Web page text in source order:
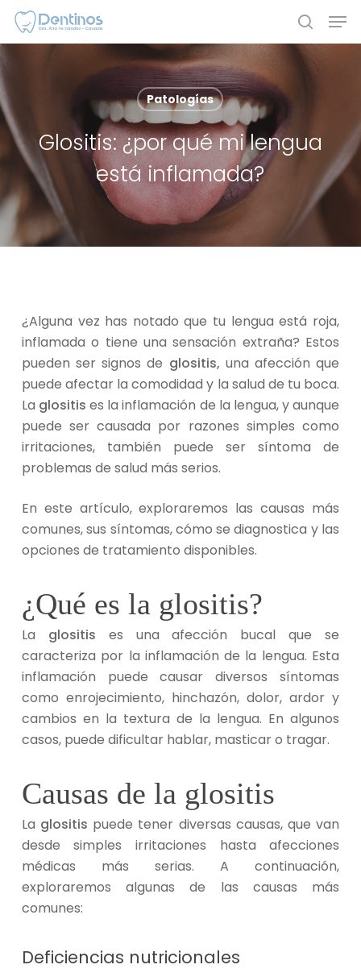
Skip
main
Patologías
Glositis: ¿por qué mi lengua
está inflamada?
¿Alguna vez has notado que tu lengua está roja,
inflamada o tiene una sensación extraña? Estos
pueden ser signos de glositis, una afección que
puede afectar la comodidad y la salud de tu boca.
La glositises la inflamación de la lengua, y aunque
puede ser causada por razones simples como
irritaciones, también puede ser síntoma de
problemas de salud más serios.
En este artículo, exploraremos las causas más
comunes, sus síntomas, cómo se diagnostica y las
opciones de tratamiento disponibles.
¿Qué es la glositis?
La glositis es una afección bucal que se
caracteriza por la inflamación de la lengua. Esta
inflamación puede causar diversos síntomas
como enrojecimiento, hinchazón, dolor, ardor y
cambios en la textura de la lengua. En algunos
casos, puede dificultar hablar, masticar o tragar.
Causas de la glositis
La glositis puede tener diversas causas, que van
desde simples irritaciones hasta afecciones
médicas más serias. A continuación,
exploraremos algunas de las causas más
comunes:
Deficiencias nutricionales